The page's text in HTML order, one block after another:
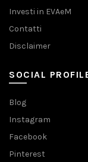
Investi in EVAeM
Contatti
Disclaimer
SOCIAL
Blog
Instagram
Facebook
Pinterest